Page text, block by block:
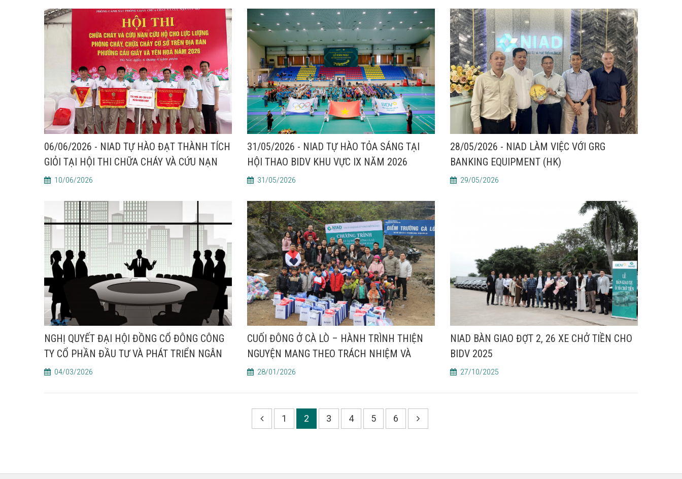
06/06/2026 - NIAD TỰ HÀO ĐẠT THÀNH TÍCH
GIỎI TẠI HỘI THI CHỮA CHÁY VÀ CỨU NẠN
CỨU HỘ NĂM 2026
10/06/2026
31/05/2026 - NIAD TỰ HÀO TỎA SÁNG TẠI
HỘI THAO BIDV KHU VỰC IX NĂM 2026
31/05/2026
28/05/2026 - NIAD LÀM VIỆC VỚI GRG
BANKING EQUIPMENT (HK)
29/05/2026
NGHỊ QUYẾT ĐẠI HỘI ĐỒNG CỔ ĐÔNG CÔNG
TY CỔ PHẦN ĐẦU TƯ VÀ PHÁT TRIỂN NGÂN
LỰC04/03/2026
CUỐI ĐÔNG Ở CÀ LÒ – HÀNH TRÌNH THIỆN
NGUYỆN MANG THEO TRÁCH NHIỆM VÀ
NIỀM TIN
28/01/2026
NIAD BÀN GIAO ĐỢT 2, 26 XE CHỞ TIỀN CHO
BIDV 2025
27/10/2025
1 2 3 4 5 6